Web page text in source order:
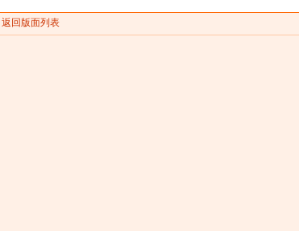
返回版面列表